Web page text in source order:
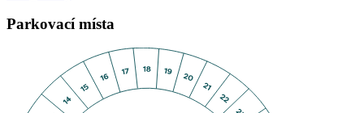
Parkovací místa